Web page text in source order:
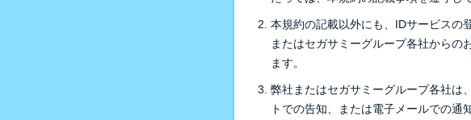
本規約の記載以外にも、IDサービスの
またはセガサミーグループ各社からの
ます。
弊社またはセガサミーグループ各社は
トでの告知、または電子メールでの